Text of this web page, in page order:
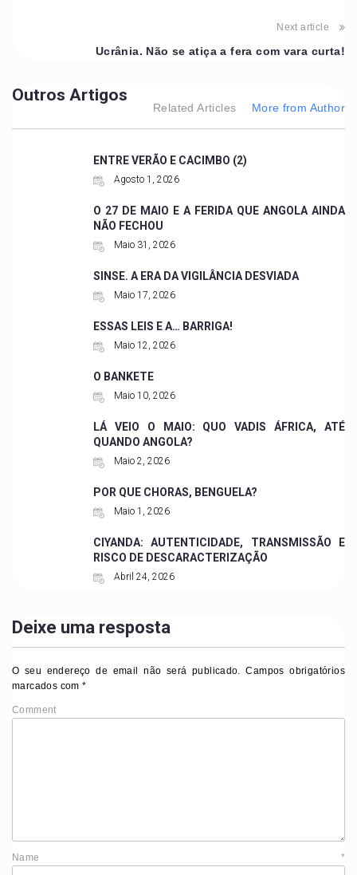
Next article
Ucrânia. Não se atiça a fera com vara curta!
Outros Artigos
Related Articles More from Author
ENTRE VERÃO E CACIMBO (2)
Agosto 1, 2026
O 27 DE MAIO E A FERIDA QUE ANGOLA AINDA
NÃO FECHOU
Maio 31, 2026
SINSE. A ERA DA VIGILÂNCIA DESVIADA
Maio 17, 2026
ESSAS LEIS E A… BARRIGA!
Maio 12, 2026
O BANKETE
Maio 10, 2026
LÁ VEIO O MAIO: QUO VADIS ÁFRICA, ATÉ
QUANDO ANGOLA?
Maio 2, 2026
POR QUE CHORAS, BENGUELA?
Maio 1, 2026
CIYANDA: AUTENTICIDADE, TRANSMISSÃO E
RISCO DE DESCARACTERIZAÇÃO
Abril 24, 2026
Deixe uma resposta
O seu endereço de email não será publicado. Campos obrigatórios
marcados com*
Comment
Name *